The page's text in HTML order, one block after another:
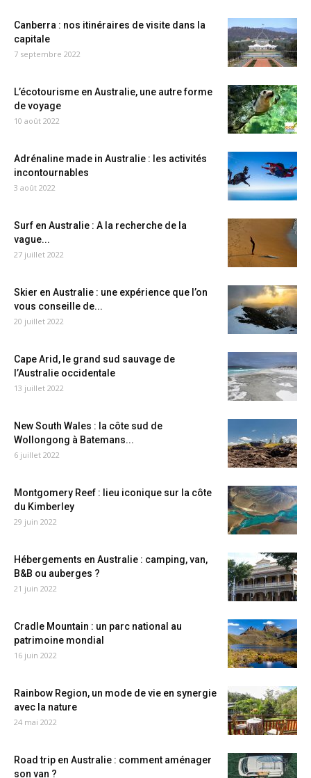
Canberra : nos itinéraires de visite dans la
capitale
7 septembre 2022
L’écotourisme en Australie, une autre forme
de voyage
10 août 2022
Adrénaline made in Australie : les activités
incontournables
3 août 2022
Surf en Australie : A la recherche de la
vague...
27 juillet 2022
Skier en Australie : une expérience que l’on
vous conseille de...
20 juillet 2022
Cape Arid, le grand sud sauvage de
l’Australie occidentale
13 juillet 2022
New South Wales : la côte sud de
Wollongong à Batemans...
6 juillet 2022
Montgomery Reef : lieu iconique sur la côte
du Kimberley
29 juin 2022
Hébergements en Australie : camping, van,
B&B ou auberges ?
21 juin 2022
Cradle Mountain : un parc national au
patrimoine mondial
16 juin 2022
Rainbow Region, un mode de vie en synergie
avec la nature
24 mai 2022
Road trip en Australie : comment aménager
son van ?